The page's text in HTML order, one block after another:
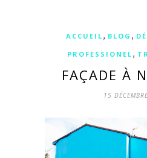
ACCUEIL , BLOG ,
PROFESSIONEL ,
FAÇADE À
15